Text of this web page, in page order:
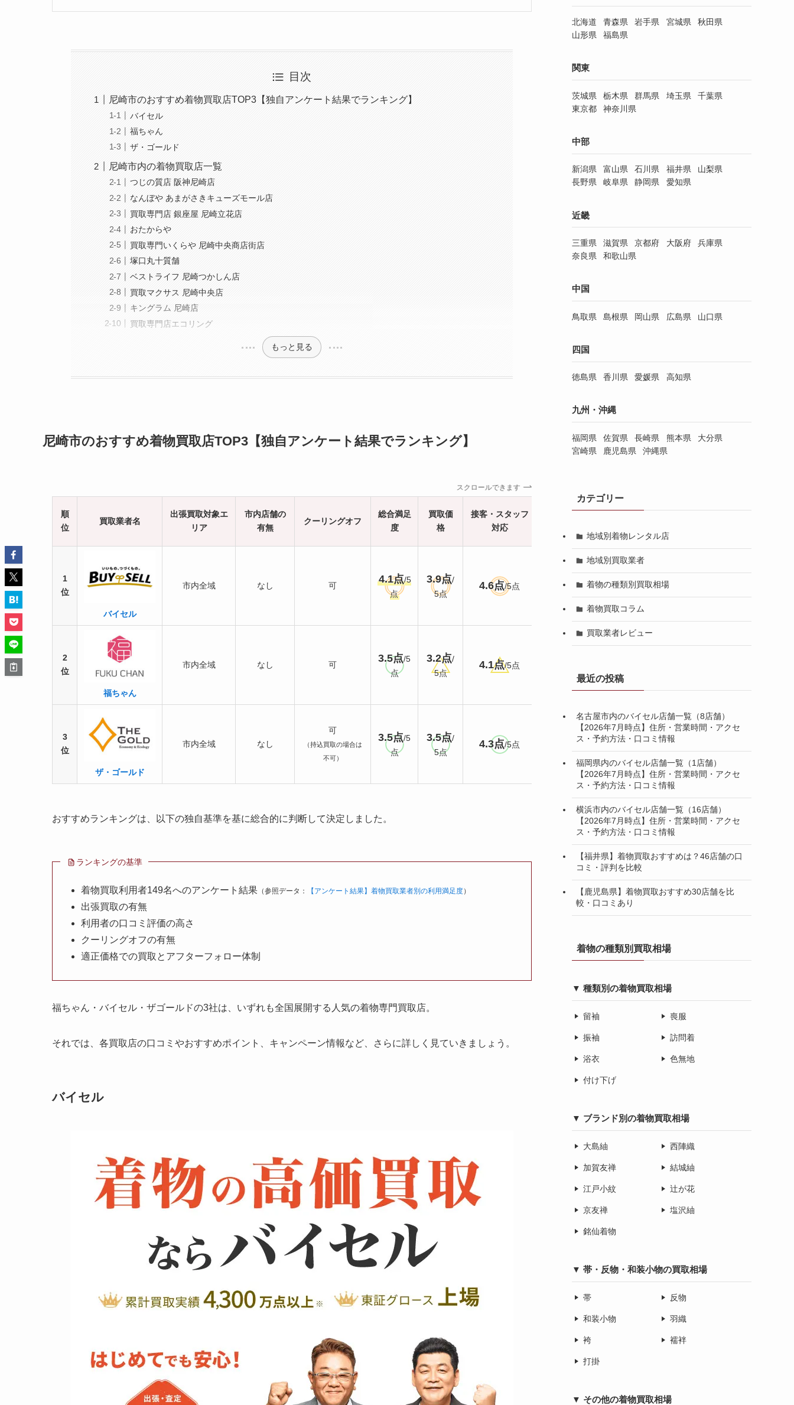
目次
尼崎市のおすすめ着物買取店TOP3【独自アンケート結果でランキング】
バイセル
福ちゃん
ザ・ゴールド
尼崎市内の着物買取店一覧
つじの質店 阪神尼崎店
なんぼや あまがさきキューズモール店
買取専門店 銀座屋 尼崎立花店
おたからや
買取専門いくらや 尼崎中央商店街店
塚口丸十質舗
ベストライフ 尼崎つかしん店
買取マクサス 尼崎中央店
キングラム 尼崎店
買取専門店エコリング
もっと見る
尼崎市のおすすめ着物買取店TOP3【独自アンケート結果でランキング】
スクロールできます
順
位
買取業者名
出張買取対象エ
リア
市内店舗の
有無
クーリングオフ
総合満足
度
買取価
格
接客・スタッフ
対応
識量）
1
位
バイセル
市内全域 なし 可
4.1点/5
点
3.9点/
5点
4.6点/5点 4.0点/5点
4.4点/5
2
位
福ちゃん
市内全域 なし 可
3.5点/5
点
3.2点/
5点
4.1点/5点
3
位
ザ・ゴールド
市内全域 なし
可
（持込買取の場合は
不可）
3.5点/5
点
3.5点/
5点
4.3点/5点 4.0点 /5点
3.9点/5
点
査定数180万人突破
◎
おすすめランキングは、以下の独自基準を基に総合的に判断して決定しました。
ランキングの基準
着物買取利用者149名へのアンケート結果 （参照データ： 【アンケート結果】着物買取業者別の利用満足度）
出張買取の有無
利用者の口コミ評価の高さ
クーリングオフの有無
適正価格での買取とアフターフォロー体制
福ちゃん・バイセル・ザゴールドの3社は、いずれも全国展開する人気の着物専門買取店。
それでは、各買取店の口コミやおすすめポイント、キャンペーン情報など、さらに詳しく見ていきましょう。
バイセル
北海道 青森県 岩手県 宮城県
秋田県
山形県
福島県
関東
茨城県 栃木県 群馬県 埼玉県
千葉県
東京都
神奈川県
中部
新潟県 富山県 石川県 福井県
山梨県
長野県
岐阜県 静岡県 愛知県
近畿
三重県 滋賀県 京都府 大阪府
兵庫県
奈良県
和歌山県
中国
鳥取県 島根県 岡山県 広島県 山口県
四国
徳島県 香川県 愛媛県 高知県
九州・沖縄
福岡県 佐賀県 長崎県 熊本県
大分県
宮崎県
鹿児島県 沖縄県
カテゴリー
地域別着物レンタル店
地域別買取業者
着物の種類別買取相場
着物買取コラム
買取業者レビュー
最近の投稿
名古屋市内のバイセル店舗一覧（8店舗）
【2026年7月時点】住所・営業時間・アクセ
ス・予約方法・口コミ情報
福岡県内のバイセル店舗一覧（1店舗）
【2026年7月時点】住所・営業時間・アクセ
ス・予約方法・口コミ情報
横浜市内のバイセル店舗一覧（16店舗）
【2026年7月時点】住所・営業時間・アクセ
ス・予約方法・口コミ情報
【福井県】着物買取おすすめは？46店舗の口
コミ・評判を比較
【鹿児島県】着物買取おすすめ30店舗を比
較・口コミあり
着物の種類別買取相場
▼ 種類別の着物買取相場
留袖 喪服
振袖 訪問着
浴衣 色無地
付け下げ
▼ ブランド別の着物買取相場
大島紬 西陣織
加賀友禅 結城紬
江戸小紋 辻が花
京友禅 塩沢紬
銘仙着物
▼ 帯・反物・和装小物の買取相場
帯 反物
和装小物 羽織
袴 襦袢
打掛
▼ その他の着物買取相場